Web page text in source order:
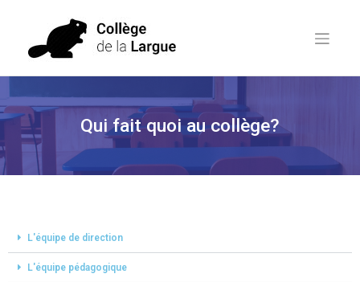
Qui fait quoi au collège?
L'équipe de direction
L'équipe pédagogique